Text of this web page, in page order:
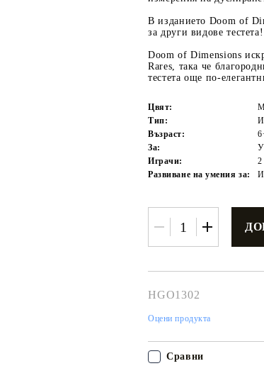
В изданието Doom of
за други видове тестета!
Doom of Dimensions
Rares, така че
тестета още по-
Цвят:
Тип:
Възраст:
За:
Играчи:
2
Развиване на умения за:
HGO1302
Оцени продукта
Сравни